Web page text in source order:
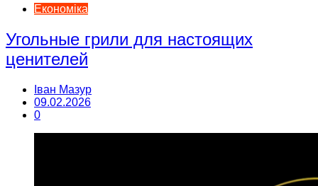
Економіка
Угольные грили для настоящих
ценителей
Іван Мазур
09.02.2026
0